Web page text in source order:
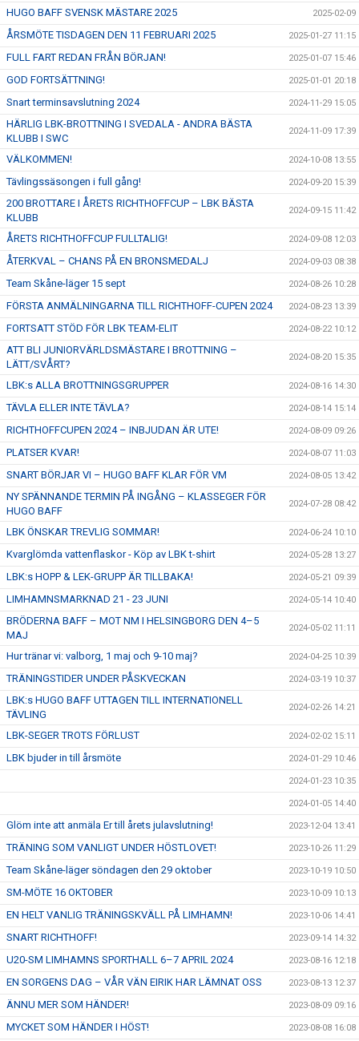
HUGO BAFF SVENSK MÄSTARE 2025 2025-02-09
ÅRSMÖTE TISDAGEN DEN 11 FEBRUARI 2025 2025-01-27 11:15
FULL FART REDAN FRÅN BÖRJAN! 2025-01-07 15:46
GOD FORTSÄTTNING! 2025-01-01 20:18
Snart terminsavslutning 2024 2024-11-29 15:05
HÄRLIG LBK-BROTTNING I SVEDALA - ANDRA BÄSTA
KLUBB I SWC
2024-11-09 17:39
VÄLKOMMEN! 2024-10-08 13:55
Tävlingssäsongen i full gång! 2024-09-20 15:39
200 BROTTARE I ÅRETS RICHTHOFFCUP – LBK BÄSTA
KLUBB
2024-09-15 11:42
ÅRETS RICHTHOFFCUP FULLTALIG! 2024-09-08 12:03
ÅTERKVAL – CHANS PÅ EN BRONSMEDALJ 2024-09-03 08:38
Team Skåne-läger 15 sept 2024-08-26 10:28
FÖRSTA ANMÄLNINGARNA TILL RICHTHOFF-CUPEN 2024 2024-08-23 13:39
FORTSATT STÖD FÖR LBK TEAM-ELIT 2024-08-22 10:12
ATT BLI JUNIORVÄRLDSMÄSTARE I BROTTNING –
LÄTT/SVÅRT?
2024-08-20 15:35
LBK:s ALLA BROTTNINGSGRUPPER 2024-08-16 14:30
TÄVLA ELLER INTE TÄVLA? 2024-08-14 15:14
RICHTHOFFCUPEN 2024 – INBJUDAN ÄR UTE! 2024-08-09 09:26
PLATSER KVAR! 2024-08-07 11:03
SNART BÖRJAR VI – HUGO BAFF KLAR FÖR VM 2024-08-05 13:42
NY SPÄNNANDE TERMIN PÅ INGÅNG – KLASSEGER FÖR
HUGO BAFF
2024-07-28 08:42
LBK ÖNSKAR TREVLIG SOMMAR! 2024-06-24 10:10
Kvarglömda vattenflaskor - Köp av LBK t-shirt 2024-05-28 13:27
LBK:s HOPP & LEK-GRUPP ÄR TILLBAKA! 2024-05-21 09:39
LIMHAMNSMARKNAD 21 - 23 JUNI 2024-05-14 10:40
BRÖDERNA BAFF – MOT NM I HELSINGBORG DEN 4–5
MAJ
2024-05-02 11:11
Hur tränar vi: valborg, 1 maj och 9-10 maj? 2024-04-25 10:39
TRÄNINGSTIDER UNDER PÅSKVECKAN 2024-03-19 10:37
LBK:s HUGO BAFF UTTAGEN TILL INTERNATIONELL
TÄVLING
2024-02-26 14:21
LBK-SEGER TROTS FÖRLUST 2024-02-02 15:11
LBK bjuder in till årsmöte 2024-01-29 10:46
2024-01-23 10:35
2024-01-05 14:40
Glöm inte att anmäla Er till årets julavslutning! 2023-12-04 13:41
TRÄNING SOM VANLIGT UNDER HÖSTLOVET! 2023-10-26 11:29
Team Skåne-läger söndagen den 29 oktober 2023-10-19 10:50
SM-MÖTE 16 OKTOBER 2023-10-09 10:13
EN HELT VANLIG TRÄNINGSKVÄLL PÅ LIMHAMN! 2023-10-06 14:41
SNART RICHTHOFF! 2023-09-14 14:32
U20-SM LIMHAMNS SPORTHALL 6–7 APRIL 2024 2023-08-16 12:18
EN SORGENS DAG – VÅR VÄN EIRIK HAR LÄMNAT OSS 2023-08-13 12:37
ÄNNU MER SOM HÄNDER! 2023-08-09 09:16
MYCKET SOM HÄNDER I HÖST! 2023-08-08 16:08